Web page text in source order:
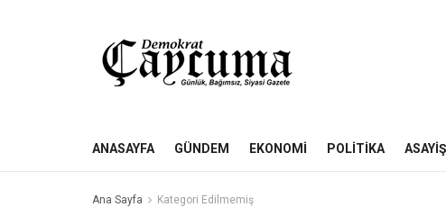
ANASAYFA GÜNDEM EKONOMI POLITIKA ASAYIŞ
Ana Sayfa Kategori Edilmemiş